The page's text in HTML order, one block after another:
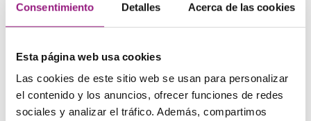
Consentimiento Detalles Acerca de las cookies
Esta página web usa cookies
Las cookies de este sitio web se usan para personalizar
el contenido y los anuncios, ofrecer funciones de redes
sociales y analizar el tráfico. Además, compartimos